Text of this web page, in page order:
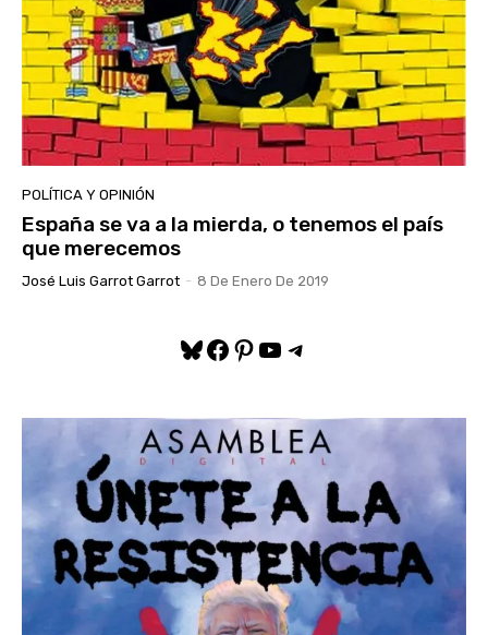
POLÍTICA Y OPINIÓN
España se va a la mierda, o tenemos el país
que merecemos
José Luis Garrot Garrot - 8 De Enero De 2019
Bluesky
Facebook
Pinterest
YouTube
Telegram